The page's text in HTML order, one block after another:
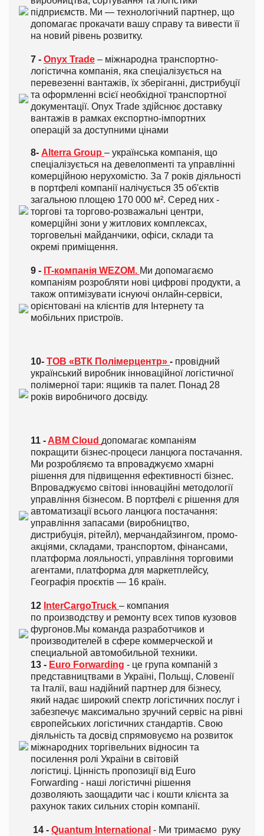
підприємств. Ми — технологічний партнер, що
допомагає прокачати вашу справу та вивести її
на новий рівень розвитку.
7 - Onyx Trade – міжнародна транспортно-
логістична компанія, яка спеціалізується на
перевезенні вантажів, їх зберіганні, дистрибуції
та оформленні всієї необхідної транспортної
документації. Onyx Trade здійснює доставку
вантажів в рамках експортно-імпортних
операцій за доступними цінами
8- Alterra Group – українська компанія, що
спеціалізується на девелопменті та управлінні
комерційною нерухомістю. За 7 років діяльності
в портфелі компанії налічується 35 об'єктів
загальною площею 170 000 м². Серед них -
торгові та торгово-розважальні центри,
комерційні зони у житлових комплексах,
торговельні майданчики, офіси, склади та
окремі приміщення.
9 - IT-компанія WEZOM. Ми допомагаємо
компаніям розробляти нові цифрові продукти, а
також оптимізувати існуючі онлайн-сервіси,
орієнтовані на клієнтів для Інтернету та
мобільних пристроїв.
10- ТОВ «ВТК Полімерцентр» - провідний
український виробник інноваційної логістичної
полімерної тари: ящиків та палет. Понад 28
років виробничого досвіду.
11 - ABM Cloud допомагає компаніям
покращити бізнес-процеси ланцюга постачання.
Ми розробляємо та впроваджуємо хмарні
рішення для підвищення ефективності бізнес.
Впроваджуємо світові інноваційні методології
управління бізнесом. В портфелі є рішення для
автоматизації всього ланцюга постачання:
управління запасами (виробництво,
дистрибуція, рітейл), мерчандайзингом, промо-
акціями, складами, транспортом, фінансами,
платформа лояльності, управління торговими
агентами, платформа для маркетплейсу,
Географія проєктів — 16 країн.
12 InterCargoTruck – компания
по производству и ремонту всех типов кузовов
фургонов.Мы команда разработчиков и
производителей в сфере коммерческой и
специальной автомобильной техники.
13 - Euro Forwarding - це група компаній з
представництвами в Україні, Польщі, Словенії
та Італії, ваш надійний партнер для бізнесу,
який надає широкий спектр логістичних послуг і
забезпечує максимально зручний сервіс на рівні
європейських логістичних стандартів. Свою
діяльність та досвід спрямовуємо на розвиток
міжнародних торгівельних відносин та
посилення ролі України в світовій
логістиці. Цінність пропозиції від Euro
Forwarding - наші логістичні рішення
дозволяють заощадити час і кошти клієнта за
рахунок таких сильних сторін компанії.
14 - Quantum International - Ми тримаємо руку